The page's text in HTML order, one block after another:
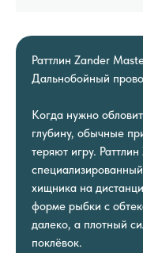
Раттлин Zander
Дальнобойный
Когда нужно
глубину, обычные
теряют игру.
хищника на
форме рыбки с
далеко, а плотный
поклёвок.